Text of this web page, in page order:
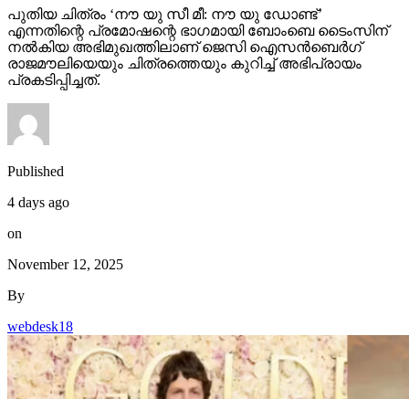
പുതിയ ചിത്രം ‘നൗ യു സീ മീ: നൗ യു ഡോണ്ട്’
എന്നതിന്റെ പ്രമോഷന്റെ ഭാഗമായി ബോംബെ ടൈംസിന്
നല്‍കിയ അഭിമുഖത്തിലാണ് ജെസി ഐസന്‍ബെര്‍ഗ്
രാജമൗലിയെയും ചിത്രത്തെയും കുറിച്ച് അഭിപ്രായം
പ്രകടിപ്പിച്ചത്.
Published
4 days ago
on
November 12, 2025
By
webdesk18